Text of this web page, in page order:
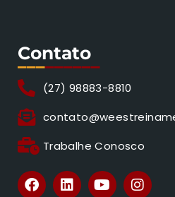
Contato
(27) 98883-8810
Trabalhe Conosco
_________